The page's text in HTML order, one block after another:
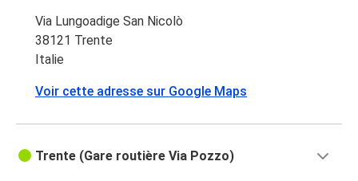
Via Lungoadige San Nicolò
38121 Trente
Italie
Voir cette adresse sur Google Maps
Trente (Gare routière Via Pozzo)